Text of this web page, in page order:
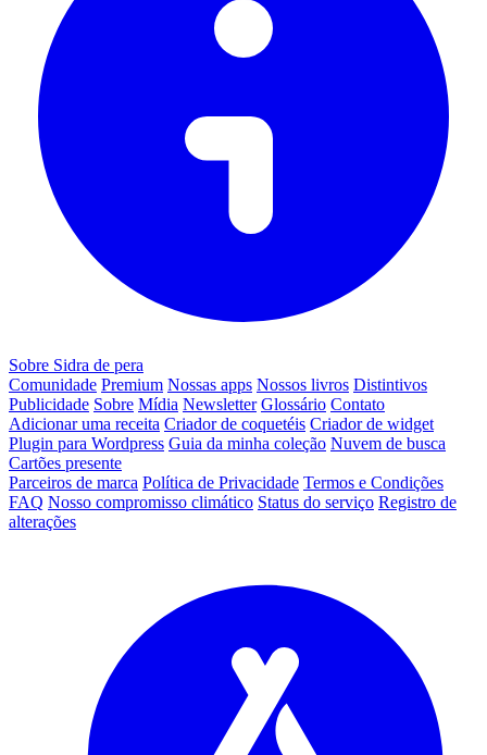
Sobre Sidra de pera
Comunidade Premium Nossas apps Nossos livros Distintivos
Publicidade Sobre Mídia Newsletter Glossário Contato
Adicionar uma receita Criador de coquetéis Criador de widget
Plugin para Wordpress Guia da minha coleção Nuvem de busca
Cartões presente
Parceiros de marca Política de Privacidade Termos e Condições
FAQ Nosso compromisso climático Status do serviço Registro de
alterações